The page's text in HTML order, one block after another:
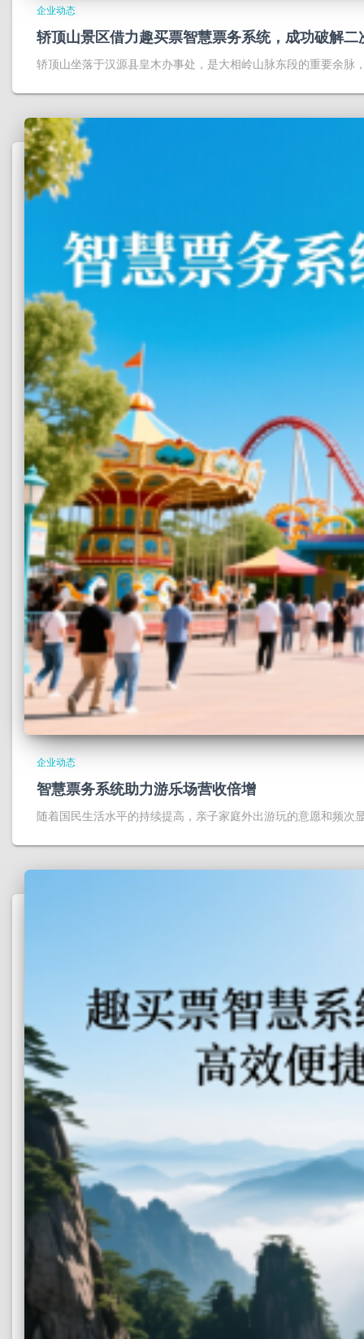
企业动态
轿顶山景区借力趣买票智慧票务系统，成功破解
轿顶山坐落于汉源县皇木办事处，是大相岭山脉东段的重要余脉
企业动态
智慧票务系统助力游乐场营收倍增
随着国民生活水平的持续提高，亲子家庭外出游玩的意愿和频次